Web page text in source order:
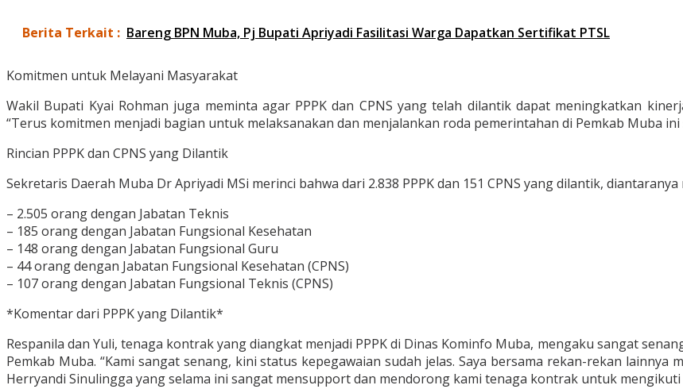
Berita Terkait : Bareng BPN Muba, Pj Bupati Apriyadi Fasilitasi Warga Dapatkan Sertifikat PTSL
Komitmen untuk Melayani Masyarakat
Wakil Bupati Kyai Rohman juga meminta agar PPPK dan CPNS yang telah dilantik dapat meningkatkan
“Terus komitmen menjadi bagian untuk melaksanakan dan menjalankan roda pemerintahan di Pemkab Muba ini
Rincian PPPK dan CPNS yang Dilantik
Sekretaris Daerah Muba Dr Apriyadi MSi merinci bahwa dari 2.838 PPPK dan 151 CPNS yang dilantik, diantaranya
– 2.505 orang dengan Jabatan Teknis
– 185 orang dengan Jabatan Fungsional Kesehatan
– 148 orang dengan Jabatan Fungsional Guru
– 44 orang dengan Jabatan Fungsional Kesehatan (CPNS)
– 107 orang dengan Jabatan Fungsional Teknis (CPNS)
*Komentar dari PPPK yang Dilantik*
Respanila dan Yuli, tenaga kontrak yang diangkat menjadi PPPK di Dinas Kominfo Muba, mengaku sangat
Pemkab Muba. “Kami sangat senang, kini status kepegawaian sudah jelas. Saya bersama rekan-rekan
Herryandi Sinulingga yang selama ini sangat mensupport dan mendorong kami tenaga kontrak untuk mengikuti